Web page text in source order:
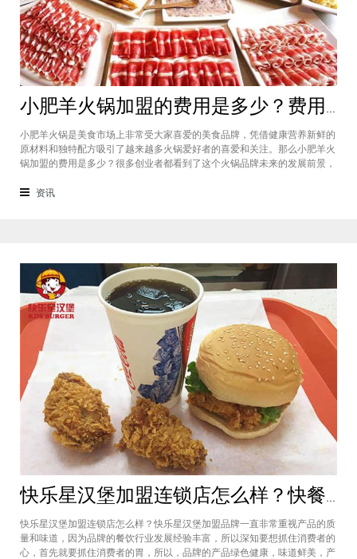
小肥羊火锅加盟的费用是多少？费用标准如下看你是否符合加盟资格
小肥羊火锅是美食市场上非常受大家喜爱的美食品牌，凭借健康营养新鲜的
原材料和独特配方吸引了越来越多火锅爱好者的喜爱和关注。那么小肥羊火
锅加盟的费用是多少？很多创业者都看到了这个火锅品牌未来的发展前景，
小编带大家一起了解小肥羊火锅加盟的费用情况让创业者拥有更多信息。创
资讯
快乐星汉堡加盟连锁店怎么样？快餐店中产品口味如何？
快乐星汉堡加盟连锁店怎么样？快乐星汉堡加盟品牌一直非常重视产品的质
量和味道，因为品牌的餐饮行业发展经验丰富，所以深知要想抓住消费者的
心，首先就要抓住消费者的胃，所以，品牌的产品绿色健康，味道鲜美，产